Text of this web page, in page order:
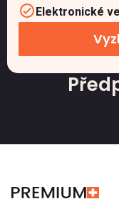
Elektronické